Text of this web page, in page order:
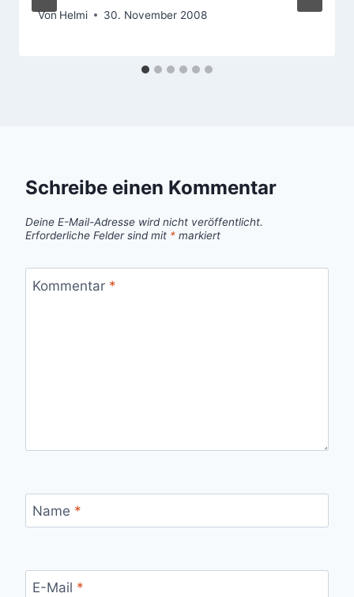
Von Helmi 30. November 2008
Schreibe einen Kommentar
Deine E-Mail-Adresse wird nicht veröffentlicht.
Erforderliche Felder sind mit * markiert
Kommentar *
Name *
E-Mail *